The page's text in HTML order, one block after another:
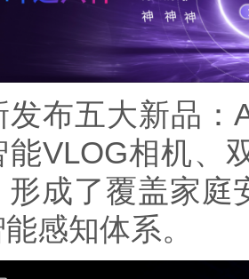
发布五大新品
VLOG相机、
形成了覆盖家
感知体系。